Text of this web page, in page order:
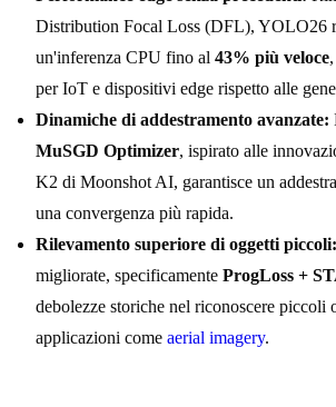
Distribution Focal Loss (DFL), YOLO26
un'inferenza CPU fino al 43% più veloce
per IoT e dispositivi edge rispetto alle
Dinamiche di addestramento avanzate:
MuSGD Optimizer, ispirato alle
K2 di Moonshot AI, garantisce un
una convergenza più rapida.
Rilevamento superiore di oggetti piccoli:
migliorate, specificamente ProgLoss +
debolezze storiche nel riconoscere piccoli
applicazioni come aerial imagery.